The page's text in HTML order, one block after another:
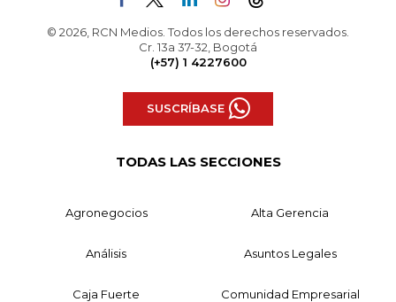
© 2026, RCN Medios. Todos los derechos reservados.
Cr. 13a 37-32, Bogotá
(+57) 1 4227600
SUSCRÍBASE
TODAS LAS SECCIONES
Agronegocios Alta Gerencia
Análisis Asuntos Legales
Caja Fuerte Comunidad Empresarial